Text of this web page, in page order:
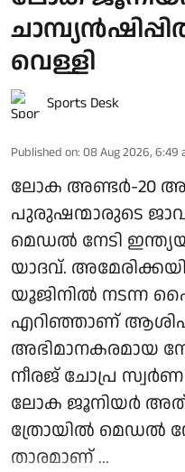
വെള്ളി
Sports Desk
Published on: 08 Aug 2026, 6:49
ലോക അണ്ടര്‍-20
പുരുഷന്മാരുടെ
മെഡല്‍ നേടി
യാദവ്.
യൂജിനില്‍ നടന്ന
എറിഞ്ഞാണ് ആശിഷ്
അഭിമാനകരമായ
നീരജ് ചോപ്ര
ലോക ജൂനിയര്‍
ത്രോയില്‍ മെഡല്‍
താരമാണ് ...